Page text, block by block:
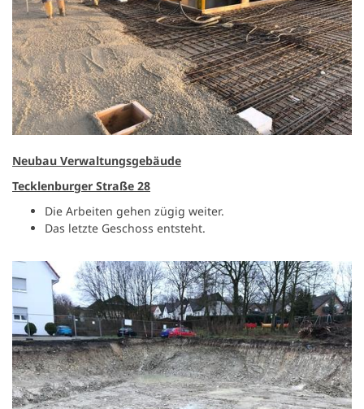
Neubau Verwaltungsgebäude
Tecklenburger Straße 28
Die Arbeiten gehen zügig weiter.
Das letzte Geschoss entsteht.